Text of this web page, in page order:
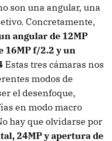
son una angular, una
Concretamente,
angular de 12MP
16MP f/2.2 y un
Estas tres cámaras nos
modos de
el desenfoque,
en modo macro
hay que olvidarse por
24MP y apertura de